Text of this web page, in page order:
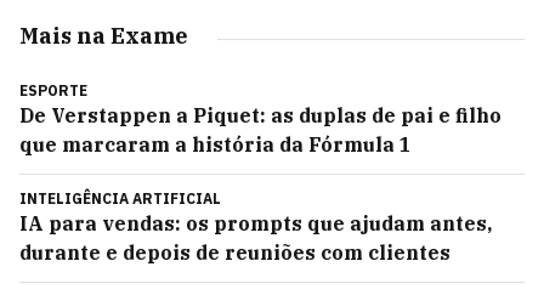
Mais na Exame
ESPORTE
De Verstappen a Piquet: as duplas de pai e filho
que marcaram a história da Fórmula 1
INTELIGÊNCIA ARTIFICIAL
IA para vendas: os prompts que ajudam antes,
durante e depois de reuniões com clientes